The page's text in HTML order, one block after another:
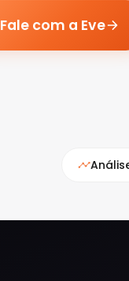
Fale com a Eve